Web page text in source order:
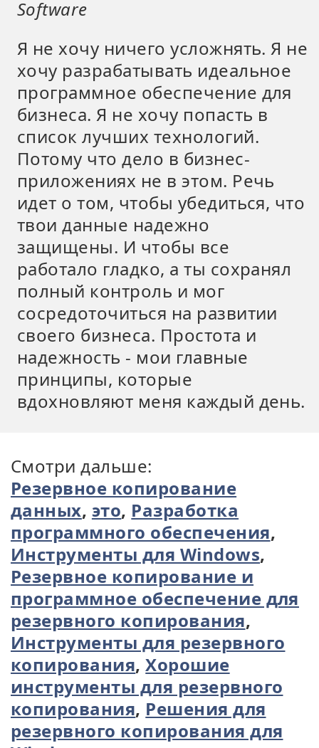
Software
Я не хочу ничего усложнять. Я не
хочу разрабатывать идеальное
программное обеспечение для
бизнеса. Я не хочу попасть в
список лучших технологий.
Потому что дело в бизнес-
приложениях не в этом. Речь
идет о том, чтобы убедиться, что
твои данные надежно
защищены. И чтобы все
работало гладко, а ты сохранял
полный контроль и мог
сосредоточиться на развитии
своего бизнеса. Простота и
надежность - мои главные
принципы, которые
вдохновляют меня каждый день.
Смотри дальше:
Резервное копирование
данных, это, Разработка
программного обеспечения,
Инструменты для Windows,
Резервное копирование и
программное обеспечение для
резервного копирования,
Инструменты для резервного
копирования,Хорошие
инструменты для резервного
копирования, Решения для
резервного копирования для